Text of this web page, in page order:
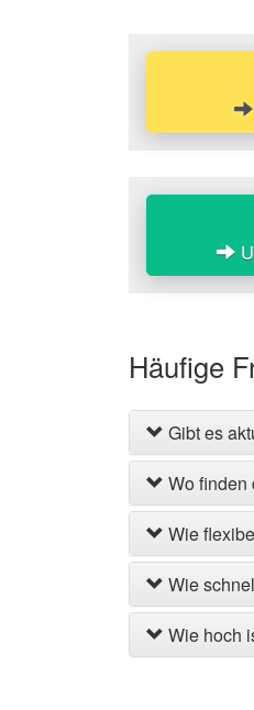
Häufige
Gibt es
Wo finden
Wie
Wie
Wie hoch